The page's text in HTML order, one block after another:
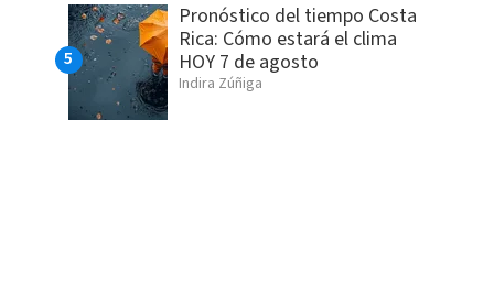
Pronóstico del tiempo Costa
Rica: Cómo estará el clima
HOY 7 de agosto
Indira Zúñiga